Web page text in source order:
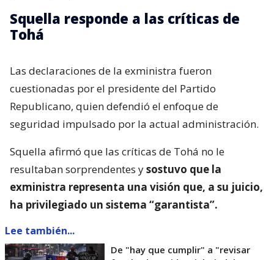
Squella responde a las críticas de
Tohá
Las declaraciones de la exministra fueron
cuestionadas por el presidente del Partido
Republicano, quien defendió el enfoque de
seguridad impulsado por la actual administración.
Squella afirmó que las críticas de Tohá no le
resultaban sorprendentes ysostuvo que la
exministra representa una visión que, a su juicio,
ha privilegiado un sistema “garantista”.
Lee también...
De "hay que cumplir" a "revisar